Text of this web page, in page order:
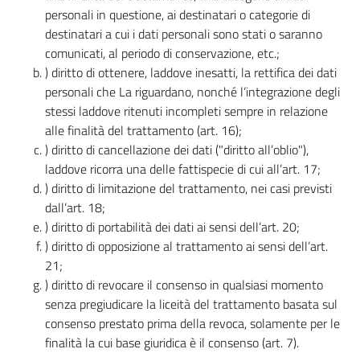
personali in questione, ai destinatari o categorie di
destinatari a cui i dati personali sono stati o saranno
comunicati, al periodo di conservazione, etc.;
) diritto di ottenere, laddove inesatti, la rettifica dei dati
personali che La riguardano, nonché l’integrazione degli
stessi laddove ritenuti incompleti sempre in relazione
alle finalità del trattamento (art. 16);
) diritto di cancellazione dei dati ("diritto all’oblio"),
laddove ricorra una delle fattispecie di cui all’art. 17;
) diritto di limitazione del trattamento, nei casi previsti
dall’art. 18;
) diritto di portabilità dei dati ai sensi dell’art. 20;
) diritto di opposizione al trattamento ai sensi dell’art.
21;
) diritto di revocare il consenso in qualsiasi momento
senza pregiudicare la liceità del trattamento basata sul
consenso prestato prima della revoca, solamente per le
finalità la cui base giuridica è il consenso (art. 7).